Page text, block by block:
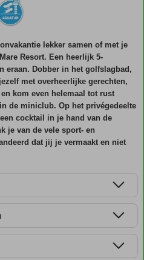
lekker samen of met je
Resort. Een heerlijk 5-
eraan. Dobber in het golfslagbad,
met overheerlijke gerechten,
kom even helemaal tot rust
de miniclub. Op het privégedeelte
cocktail in je hand van de
je van de vele sport- en
dat jij je vermaakt en niet